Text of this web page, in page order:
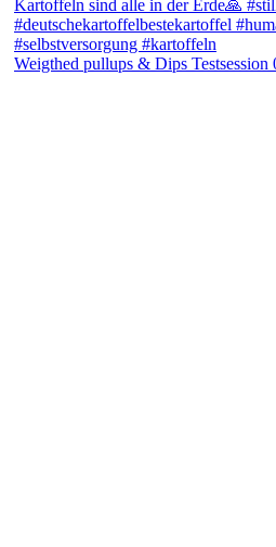
Weigthed pullups & Dips Testsession